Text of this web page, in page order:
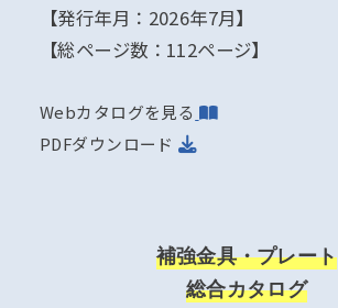
【発行年月：2026年7月】
【総ページ数：112ページ】
Webカタログを見る
PDFダウンロード
補強金具・プレート
総合カタログ